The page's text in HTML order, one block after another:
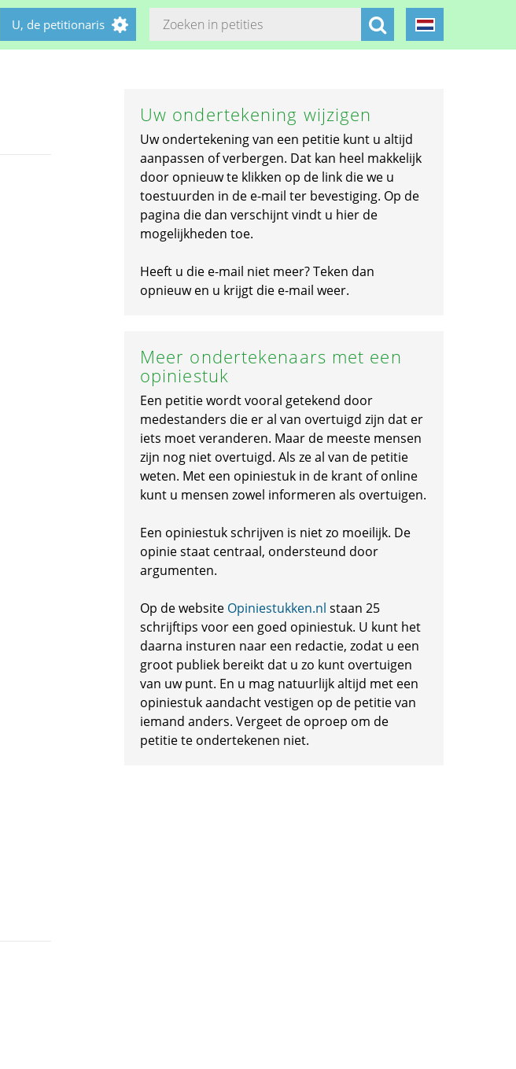
U, de petitionaris
Uw ondertekening wijzigen
Uw ondertekening van een petitie kunt u altijd
aanpassen of verbergen. Dat kan heel makkelijk
door opnieuw te klikken op de link die we u
toestuurden in de e-mail ter bevestiging. Op de
pagina die dan verschijnt vindt u hier de
mogelijkheden toe.
Heeft u die e-mail niet meer? Teken dan
opnieuw en u krijgt die e-mail weer.
Meer ondertekenaars met een
opiniestuk
Een petitie wordt vooral getekend door
medestanders die er al van overtuigd zijn dat er
iets moet veranderen. Maar de meeste mensen
zijn nog niet overtuigd. Als ze al van de petitie
weten. Met een opiniestuk in de krant of online
kunt u mensen zowel informeren als overtuigen.
Een opiniestuk schrijven is niet zo moeilijk. De
opinie staat centraal, ondersteund door
argumenten.
Op de website Opiniestukken.nl staan 25
schrijftips voor een goed opiniestuk. U kunt het
daarna insturen naar een redactie, zodat u een
groot publiek bereikt dat u zo kunt overtuigen
van uw punt. En u mag natuurlijk altijd met een
opiniestuk aandacht vestigen op de petitie van
iemand anders. Vergeet de oproep om de
petitie te ondertekenen niet.